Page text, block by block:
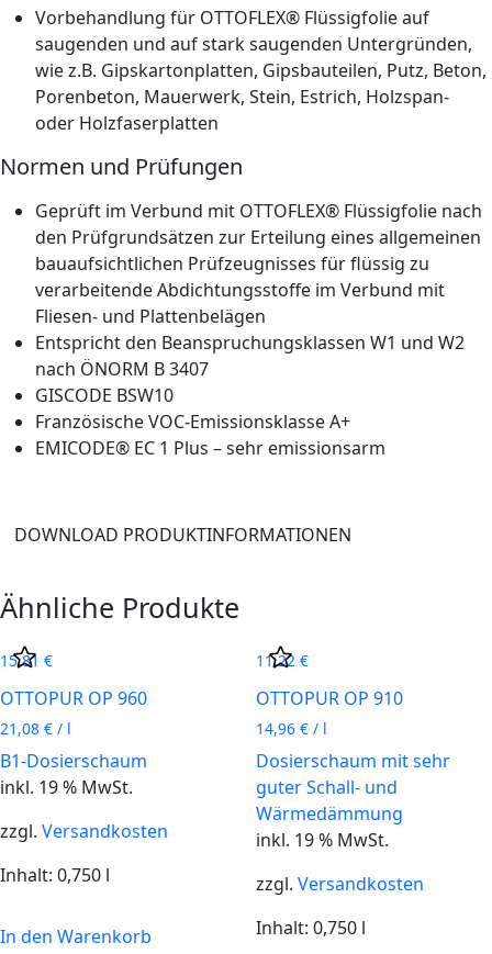
Vorbehandlung für OTTOFLEX® Flüssigfolie auf
saugenden und auf stark saugenden Untergründen,
wie z.B. Gipskartonplatten, Gipsbauteilen, Putz, Beton,
Porenbeton, Mauerwerk, Stein, Estrich, Holzspan-
oder Holzfaserplatten
Normen und Prüfungen
Geprüft im Verbund mit OTTOFLEX® Flüssigfolie nach
den Prüfgrundsätzen zur Erteilung eines allgemeinen
bauaufsichtlichen Prüfzeugnisses für flüssig zu
verarbeitende Abdichtungsstoffe im Verbund mit
Fliesen- und Plattenbelägen
Entspricht den Beanspruchungsklassen W1 und W2
nach ÖNORM B 3407
GISCODE BSW10
Französische VOC-Emissionsklasse A+
EMICODE® EC 1 Plus – sehr emissionsarm
DOWNLOAD PRODUKTINFORMATIONEN
Ähnliche Produkte
15,81 €
OTTOPUR OP 960
21,08 € / l
B1-Dosierschaum
inkl. 19 % MwSt.
zzgl. Versandkosten
Inhalt: 0,750 l
In den Warenkorb
11,22 €
OTTOPUR OP 910
14,96 €/ l
Dosierschaum mit sehr
guter Schall- und
Wärmedämmung
inkl. 19 % MwSt.
zzgl. Versandkosten
Inhalt: 0,750 l